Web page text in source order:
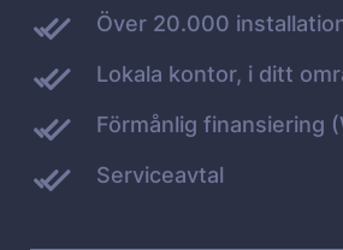
Över 20.000
Lokala kontor, i ditt
Förmånlig finansiering
Serviceavtal